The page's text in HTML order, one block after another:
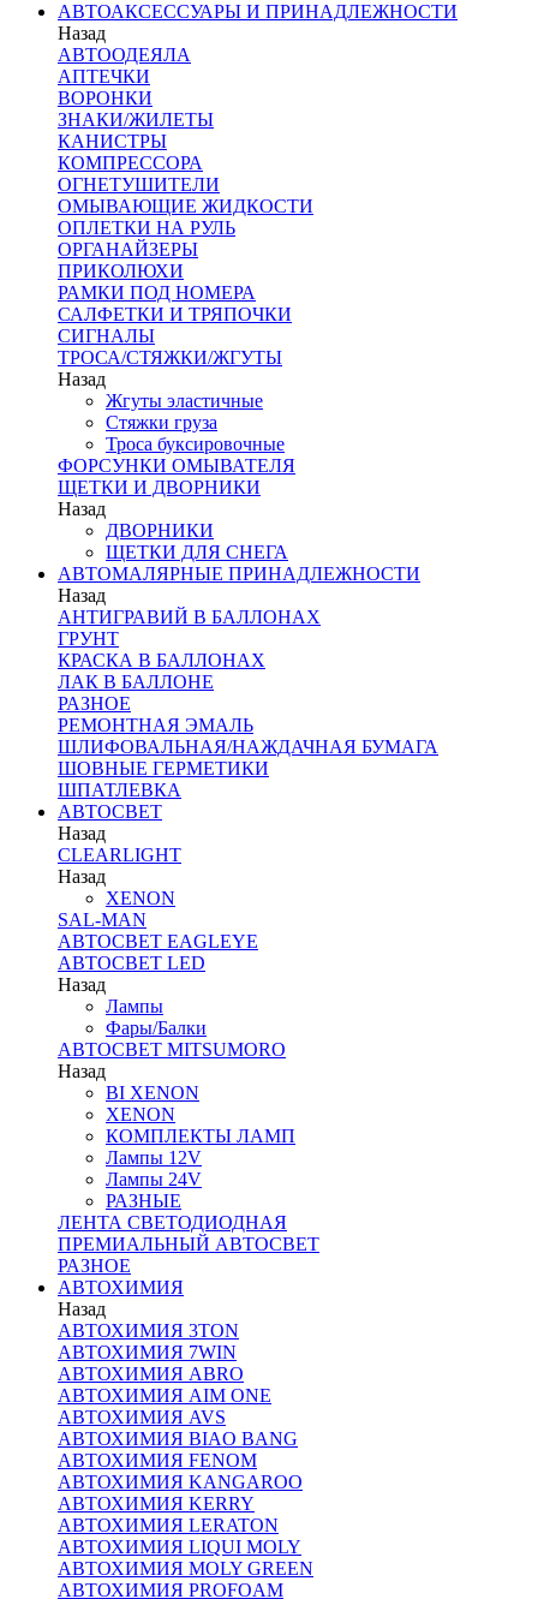
АВТОАКСЕССУАРЫ И ПРИНАДЛЕЖНОСТИ
Назад
АВТООДЕЯЛА
АПТЕЧКИ
ВОРОНКИ
ЗНАКИ/ЖИЛЕТЫ
КАНИСТРЫ
КОМПРЕССОРА
ОГНЕТУШИТЕЛИ
ОМЫВАЮЩИЕ ЖИДКОСТИ
ОПЛЕТКИ НА РУЛЬ
ОРГАНАЙЗЕРЫ
ПРИКОЛЮХИ
РАМКИ ПОД НОМЕРА
САЛФЕТКИ И ТРЯПОЧКИ
СИГНАЛЫ
ТРОСА/СТЯЖКИ/ЖГУТЫ
Назад
Жгуты эластичные
Стяжки груза
Троса буксировочные
ФОРСУНКИ ОМЫВАТЕЛЯ
ЩЕТКИ И ДВОРНИКИ
Назад
ДВОРНИКИ
ЩЕТКИ ДЛЯ СНЕГА
АВТОМАЛЯРНЫЕ ПРИНАДЛЕЖНОСТИ
Назад
АНТИГРАВИЙ В БАЛЛОНАХ
ГРУНТ
КРАСКА В БАЛЛОНАХ
ЛАК В БАЛЛОНЕ
РАЗНОЕ
РЕМОНТНАЯ ЭМАЛЬ
ШЛИФОВАЛЬНАЯ/НАЖДАЧНАЯ БУМАГА
ШОВНЫЕ ГЕРМЕТИКИ
ШПАТЛЕВКА
АВТОСВЕТ
Назад
CLEARLIGHT
Назад
XENON
SAL-MAN
АВТОСВЕТ EAGLEYE
АВТОСВЕТ LED
Назад
Лампы
Фары/Балки
АВТОСВЕТ MITSUMORO
Назад
BI XENON
XENON
КОМПЛЕКТЫ ЛАМП
Лампы 12V
Лампы 24V
РАЗНЫЕ
ЛЕНТА СВЕТОДИОДНАЯ
ПРЕМИАЛЬНЫЙ АВТОСВЕТ
РАЗНОЕ
АВТОХИМИЯ
Назад
АВТОХИМИЯ 3TON
АВТОХИМИЯ 7WIN
АВТОХИМИЯ ABRO
АВТОХИМИЯ AIM ONE
АВТОХИМИЯ AVS
АВТОХИМИЯ BIAO BANG
АВТОХИМИЯ FENOM
АВТОХИМИЯ KANGAROO
АВТОХИМИЯ KERRY
АВТОХИМИЯ LERATON
АВТОХИМИЯ LIQUI MOLY
АВТОХИМИЯ MOLY GREEN
АВТОХИМИЯ PROFOAM